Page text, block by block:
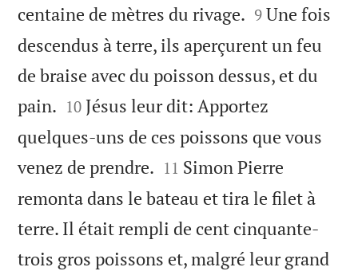
centaine de mètres du rivage. 

9 Une fois
descendus à terre, ils aperçurent un feu
de braise avec du poisson dessus, et du
pain. 

10 Jésus leur dit: Apportez
quelques-uns de ces poissons que vous
venez de prendre. 

11 Simon Pierre
remonta dans le bateau et tira le filet à
terre. Il était rempli de cent cinquante-
trois gros poissons et, malgré leur grand